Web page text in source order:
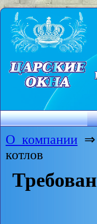
О компании
котлов